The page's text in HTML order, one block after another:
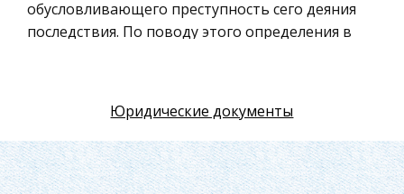
Международное частное право
Архитектура
Материаловедение
Экскурсии и туризм
обусловливающего преступность сего деяния
последствия. По поводу этого определения в
направлением воли, хотением (в современном
законодательстве – желанием). Хотение
составляет главный момент этого вида
виновности, так как желать или даже и
Юридические документы